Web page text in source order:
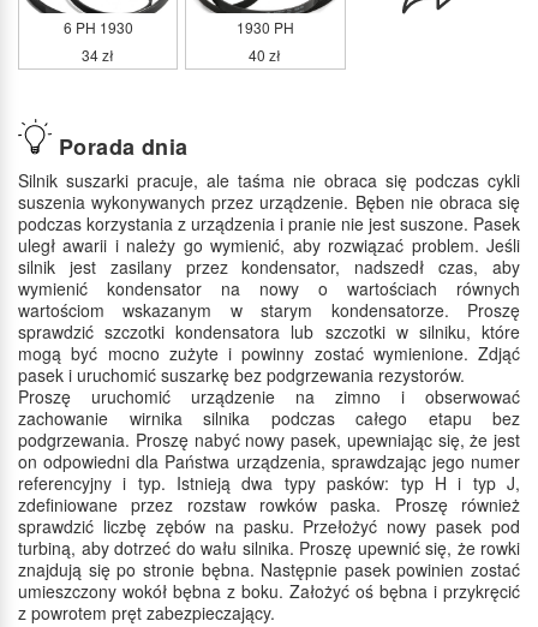
Porada dnia
Silnik suszarki pracuje, ale taśma nie obraca się podczas cykli
suszenia wykonywanych przez urządzenie. Bęben nie obraca się
podczas korzystania z urządzenia i pranie nie jest suszone. Pasek
uległ awarii i należy go wymienić, aby rozwiązać problem. Jeśli
silnik jest zasilany przez kondensator, nadszedł czas, aby
wymienić kondensator na nowy o wartościach równych
wartościom wskazanym w starym kondensatorze. Proszę
sprawdzić szczotki kondensatora lub szczotki w silniku, które
mogą być mocno zużyte i powinny zostać wymienione. Zdjąć
pasek i uruchomić suszarkę bez podgrzewania rezystorów.
Proszę uruchomić urządzenie na zimno i obserwować
zachowanie wirnika silnika podczas całego etapu bez
podgrzewania. Proszę nabyć nowy pasek, upewniając się, że jest
on odpowiedni dla Państwa urządzenia, sprawdzając jego numer
referencyjny i typ. Istnieją dwa typy pasków: typ H i typ J,
zdefiniowane przez rozstaw rowków paska. Proszę również
sprawdzić liczbę zębów na pasku. Przełożyć nowy pasek pod
turbiną, aby dotrzeć do wału silnika. Proszę upewnić się, że rowki
znajdują się po stronie bębna. Następnie pasek powinien zostać
umieszczony wokół bębna z boku. Założyć oś bębna i przykręcić
z powrotem pręt zabezpieczający.
6 PH 1930
34 zł
1930 PH
40 zł